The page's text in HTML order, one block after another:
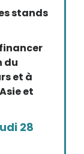
stands
du
et à
et
28